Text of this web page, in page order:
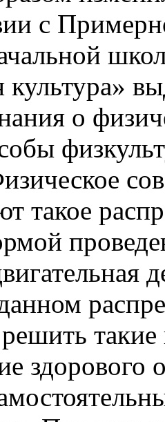
с
культура»
о
такое
такие
здорового